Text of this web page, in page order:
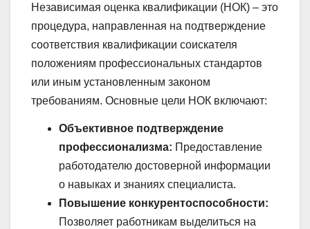
Независимая оценка квалификации (НОК) – это
процедура, направленная на подтверждение
соответствия квалификации соискателя
положениям профессиональных стандартов
или иным установленным законом
требованиям. Основные цели НОК включают:
Объективное подтверждение
профессионализма: Предоставление
работодателю достоверной информации
о навыках и знаниях специалиста.
Повышение конкурентоспособности:
Позволяет работникам выделиться на